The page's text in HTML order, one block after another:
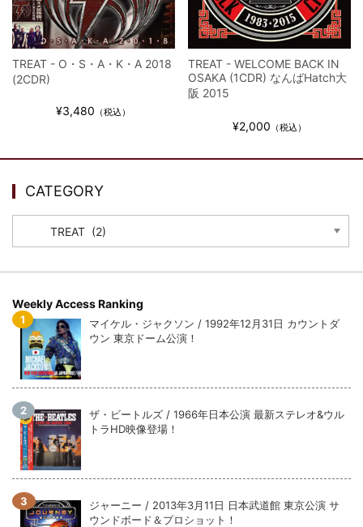
ジャーニー / 1979年5月8+9日 コロラド州 2公演 SBD 完全収録！
*NEW RELEASE (最新約3ヶ月)
2024.11.9
NGHFB / 2024年7月28日 フジロック’24公演 超高音質AI-SBD！
*NEW RELEASE (最新約3ヶ月)
2024.8.24
ウォーニング / 2024年4月22日 英リーズ公演 超高音質
IEM+Aud！
収録！
リアム・ギャラガー / 2024年6月3日 カーディフ公演 IEM/AUD 完
全収録！
*NEW RELEASE (最新約3ヶ月)
*NEW RELEASE (最新約3ヶ月)
2024.6.20
全収録！
*NEW RELEASE (最新約3ヶ月)
2024.6.9
リアム・ギャラガー / 2024年6月1日 英国シェフィールド公演 完
全収録！
*NEW RELEASE (最新約3ヶ月)
2024.6.9
メガデス / 2023年8月4日 ドイツ W.O.A. 公演 FHD 完全収録！
*NEW RELEASE (最新約3ヶ月)
2024.6.9
ユーライア・ヒープ / 2023年8月3日 ドイツ W.O.A. 公演 FHD 完
全収録！
*NEW RELEASE (最新約3ヶ月)
2024.6.9
ジャーニー / 1979年5月8+9日 コロラド州 2公演 SBD 完全収録！
TREAT - O・S・A・K・A 2018
(2CDR)
¥3,480 （税込）
TREAT - WELCOME BACK IN
OSAKA (1CDR) なんばHatch大
阪 2015
¥2,000 （税込）
CATEGORY
Weekly Access Ranking
マイケル・ジャクソン / 1992年12月31日 カウントダ
ウン 東京ドーム公演！
ザ・ビートルズ / 1966年日本公演 最新ステレオ&ウル
トラHD映像登場！
ジャーニー / 2013年3月11日 日本武道館 東京公演 サ
ウンドボード＆プロショット！